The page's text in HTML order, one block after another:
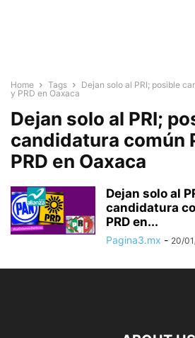
Home Tags
Dejan solo al PRI; posible
y PRD en Oaxaca
Dejan solo al PRI;
candidatura común
PRD en Oaxaca
Dejan solo al
candidatura
PRD en...
Pagina3.mx - 20/